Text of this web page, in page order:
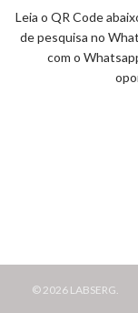
Leia o QR Code
de pesquisa no
com o
© 2026 LABSERG.